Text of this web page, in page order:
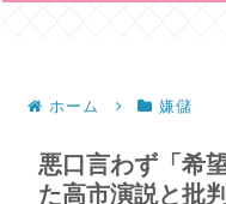
ホーム 嫌儲
悪口言わず「希
た高市演説と批